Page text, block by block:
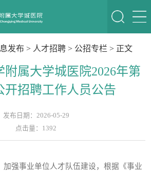
发布 > 人才招聘 > 公招专栏 > 正文
附属大学城医院2026年第
开招聘工作人员公告
发布日期：2026-05-29
点击量： 1392
加强事业单位人才队伍建设，根据《事业